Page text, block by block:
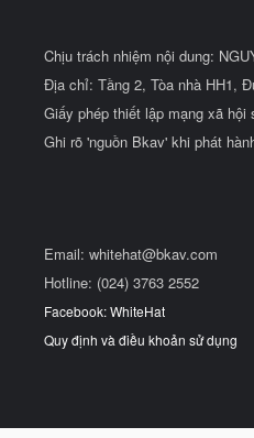
Chịu trách nhiệm nội dung:
Địa chỉ: Tầng 2, Tòa nhà HH1,
Giấy phép thiết lập mạng xã hội
Ghi rõ 'nguồn Bkav' khi phát
Email: whitehat@bkav.com
Hotline: (024) 3763 2552
Facebook: WhiteHat
Quy định và điều khoản sử dụng